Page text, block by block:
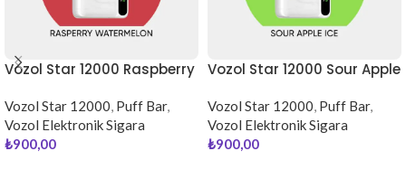
Vozol Star 12000 Raspberry
Vozol Star 12000, Puff Bar,
Vozol Elektronik Sigara
₺900,00
Vozol Star 12000 Sour Apple
Vozol Star 12000, Puff Bar,
Vozol Elektronik Sigara
₺900,00